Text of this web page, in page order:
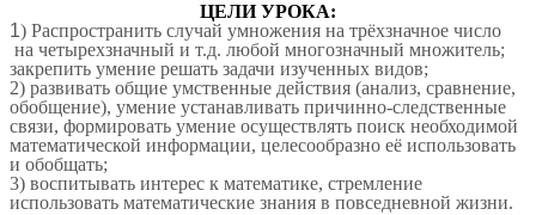
ЦЕЛИ УРОКА:
1) Распространить случай умножения на трёхзначное число
на четырехзначный и т.д. любой многозначный множитель;
закрепить умение решать задачи изученных видов;
2) развивать общие умственные действия (анализ, сравнение,
обобщение), умение устанавливать причинно-следственные
связи, формировать умение осуществлять поиск необходимой
математической информации, целесообразно её использовать
и обобщать;
3) воспитывать интерес к математике, стремление
использовать математические знания в повседневной жизни.